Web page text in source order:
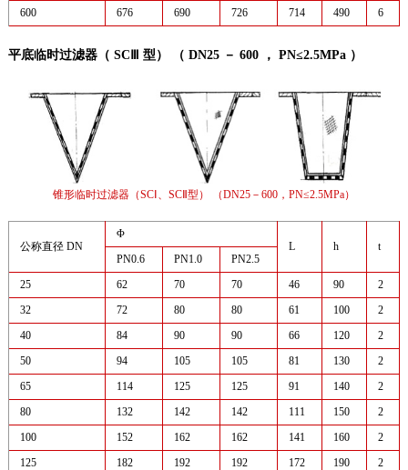
600
676 690 726 714 490 6
平底临时过滤器（ SCⅢ 型） （ DN25 － 600 ， PN≤2.5MPa ）
锥形临时过滤器（SCⅠ、SCⅡ型） （DN25－600，PN≤2.5MPa）
公称直径 DN
Φ
L
h
t
PN0.6
PN1.0
PN2.5
25
62 70 70 46 90
2
32
72 80 80 61 100
2
40
84 90 90 66 120
2
50
94 105 105 81 130
2
65
114 125 125 91 140
2
80
132 142 142 111 150
2
100
152 162 162 141 160
2
125
182 192 192 172 190
2